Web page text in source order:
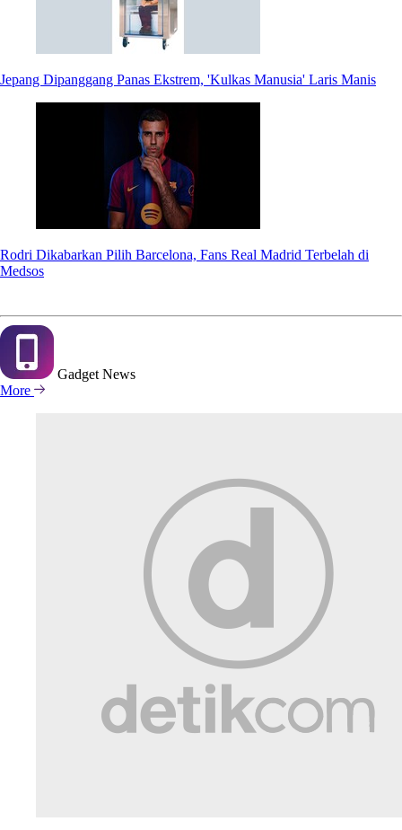
Jepang Dipanggang Panas Ekstrem, 'Kulkas Manusia' Laris Manis
Rodri Dikabarkan Pilih Barcelona, Fans Real Madrid Terbelah di
Medsos
Gadget News
More